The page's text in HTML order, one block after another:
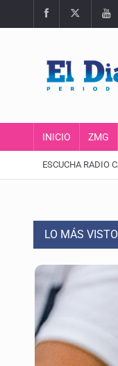
INICIO ZMG
ESCUCHA RADIO
LO MÁS VISTO